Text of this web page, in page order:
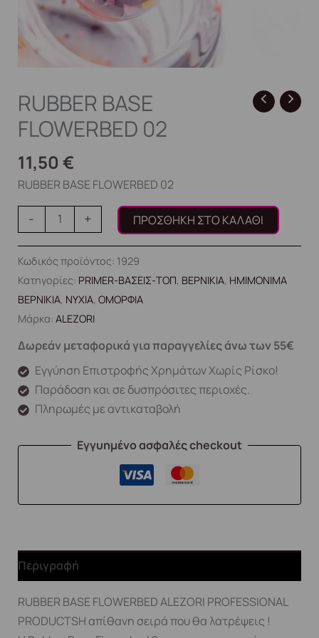
RUBBER BASE
FLOWERBED 02
11,50 €
RUBBER BASE FLOWERBED 02
- + ΠΡΟΣΘΉΚΗ ΣΤΟ ΚΑΛΆΘΙ
Κωδικός προϊόντος: 1929
Κατηγορίες: PRIMER-ΒΑΣΕΙΣ-ΤΟΠ, ΒΕΡΝΙΚΙΑ, ΗΜΙΜΟΝΙΜΑ
ΒΕΡΝΙΚΙΑ, ΝΥΧΙΑ, ΟΜΟΡΦΙΑ
Μάρκα: ALEZORI
Δωρεάν μεταφορικά για παραγγελίες άνω των 55€
Εγγύηση Επιστροφής Χρημάτων Χωρίς Ρίσκο!
Παράδοση και σε δυσπρόσιτες περιοχές.
Πληρωμές με αντικαταβολή
Εγγυημένο ασφαλές checkout
Περιγραφή
RUBBER BASE FLOWERBED ALEZORI PROFESSIONAL
PRODUCTSΗ απίθανη σειρά που θα λατρέψεις !